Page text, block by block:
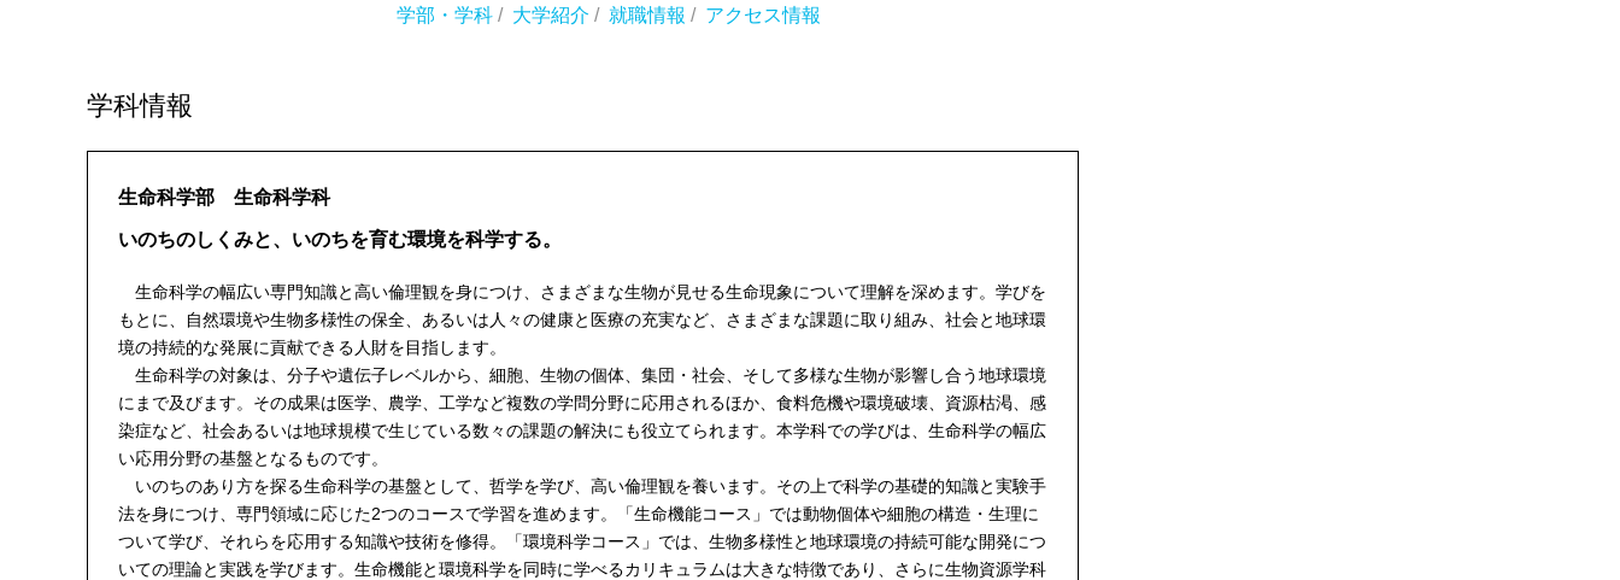
学部・学科/ 大学紹介 / 就職情報 / アクセス情報
学科情報
生命科学部 生命科学科
いのちのしくみと、いのちを育む環境を科学する。
生命科学の幅広い専門知識と高い倫理観を身につけ、さまざまな生物が見せる生命現象について理解を深めます。学びを
もとに、自然環境や生物多様性の保全、あるいは人々の健康と医療の充実など、さまざまな課題に取り組み、社会と地球環
境の持続的な発展に貢献できる人財を目指します。
生命科学の対象は、分子や遺伝子レベルから、細胞、生物の個体、集団・社会、そして多様な生物が影響し合う地球環境
にまで及びます。その成果は医学、農学、工学など複数の学問分野に応用されるほか、食料危機や環境破壊、資源枯渇、感
染症など、社会あるいは地球規模で生じている数々の課題の解決にも役立てられます。本学科での学びは、生命科学の幅広
い応用分野の基盤となるものです。
いのちのあり方を探る生命科学の基盤として、哲学を学び、高い倫理観を養います。その上で科学の基礎的知識と実験手
法を身につけ、専門領域に応じた2つのコースで学習を進めます。「生命機能コース」では動物個体や細胞の構造・生理に
ついて学び、それらを応用する知識や技術を修得。「環境科学コース」では、生物多様性と地球環境の持続可能な開発につ
いての理論と実践を学びます。生命機能と環境科学を同時に学べるカリキュラムは大きな特徴であり、さらに生物資源学科